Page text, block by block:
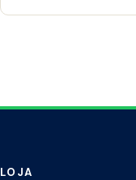
LOJA